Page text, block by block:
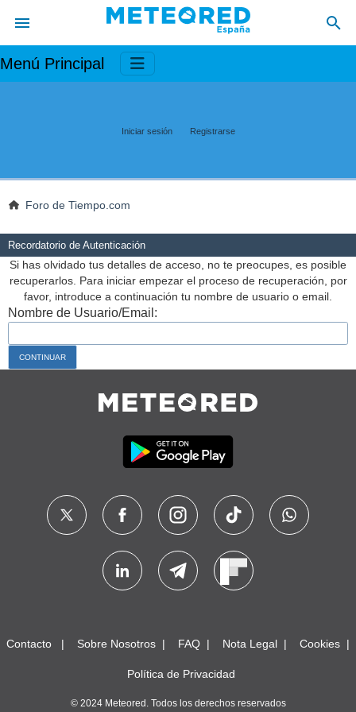
Menú Principal
Iniciar sesión Registrarse
Foro de Tiempo.com
Recordatorio de Autenticación
Si has olvidado tus detalles de acceso, no te preocupes, es posible
recuperarlos. Para iniciar empezar el proceso de recuperación, por
favor, introduce a continuación tu nombre de usuario o email.
Nombre de Usuario/Email:
Contacto Sobre Nosotros FAQ Nota Legal Cookies
Política de Privacidad
© 2024 Meteored. Todos los derechos reservados